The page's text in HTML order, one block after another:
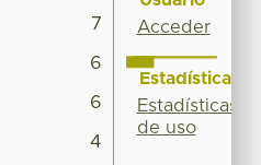
7
6
6
4
Acceder
Estadísticas
Estadísticas
de uso